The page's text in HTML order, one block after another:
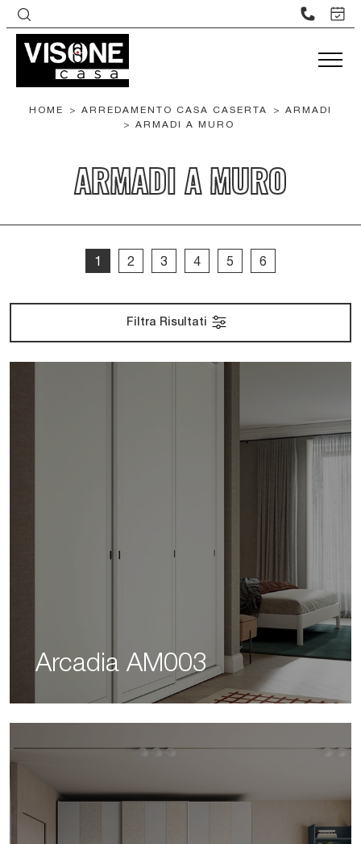
HOME > ARREDAMENTO CASA CASERTA > ARMADI
> ARMADI A MURO
ARMADI A MURO
1 2 3 4 5 6
Filtra Risultati
Arcadia AM003